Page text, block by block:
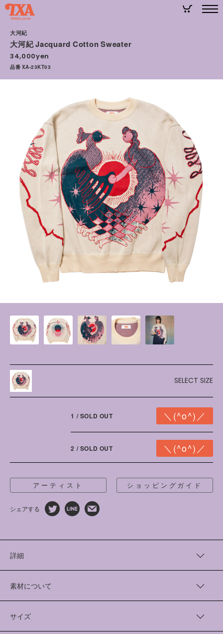
大河紀
大河紀 Jacquard Cotton Sweater
34,000yen
品番 XA-23KT03
SELECT SIZE
1 / SOLD OUT
2 / SOLD OUT
アーティスト ショッピングガイド
シェアする
詳細
の着心地の良いコットンニットを制作しました。
素材について
サイズ